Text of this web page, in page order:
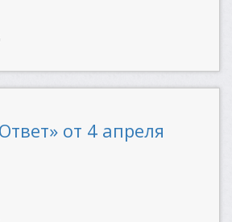
от 4 апреля